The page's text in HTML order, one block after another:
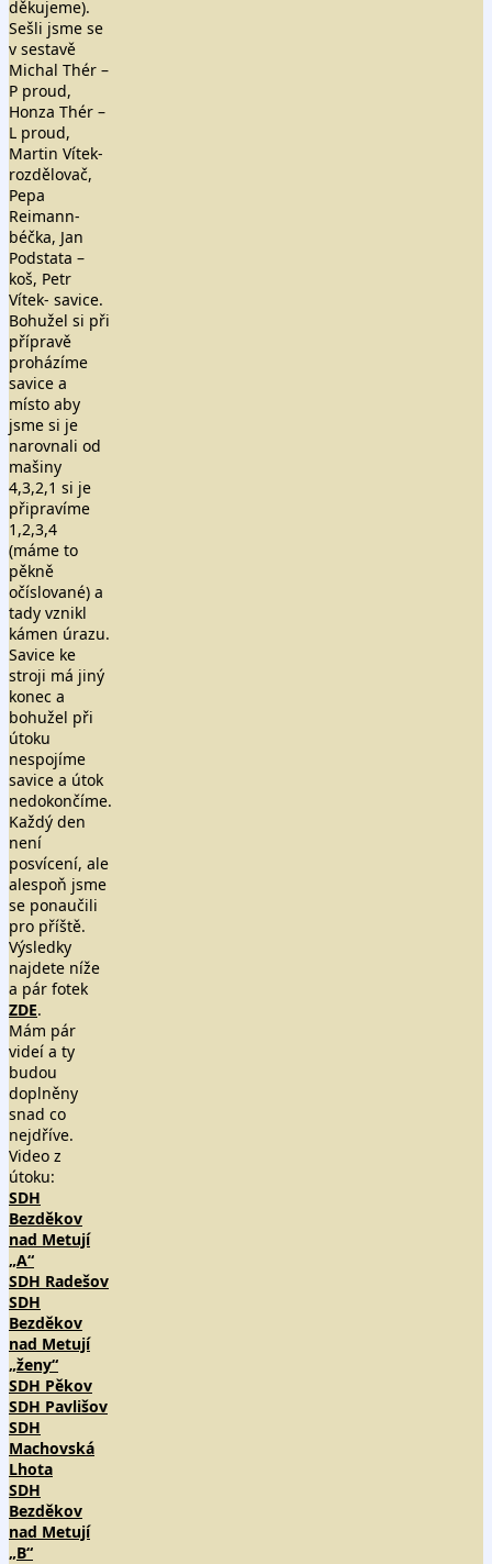
děkujeme).
Sešli jsme se
v sestavě
Michal Thér –
P proud,
Honza Thér –
L proud,
Martin Vítek-
rozdělovač,
Pepa
Reimann-
béčka, Jan
Podstata –
koš, Petr
Vítek- savice.
Bohužel si při
přípravě
proházíme
savice a
místo aby
jsme si je
narovnali od
mašiny
4,3,2,1 si je
připravíme
1,2,3,4
(máme to
pěkně
očíslované) a
tady vznikl
kámen úrazu.
Savice ke
stroji má jiný
konec a
bohužel při
útoku
nespojíme
savice a útok
nedokončíme.
Každý den
není
posvícení, ale
alespoň jsme
se ponaučili
pro příště.
Výsledky
najdete níže
a pár fotek
ZDE.
Mám pár
videí a ty
budou
doplněny
snad co
nejdříve.
Video z
útoku:
SDH
Bezděkov
nad Metují
„A“
SDH Radešov
SDH
Bezděkov
nad Metují
„ženy“
SDH Pěkov
SDH Pavlišov
SDH
Machovská
Lhota
SDH
Bezděkov
nad Metují
„B“